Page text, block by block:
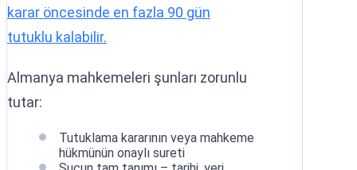
karar öncesinde en fazla 90 gün
tutuklu kalabilir.
Almanya mahkemeleri şunları zorunlu
tutar:
Tutuklama kararının veya mahkeme
hükmünün onaylı sureti